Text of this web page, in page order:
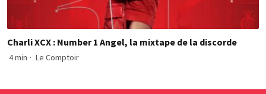
Charli XCX : Number 1 Angel, la mixtape de la discorde
4 min · Le Comptoir